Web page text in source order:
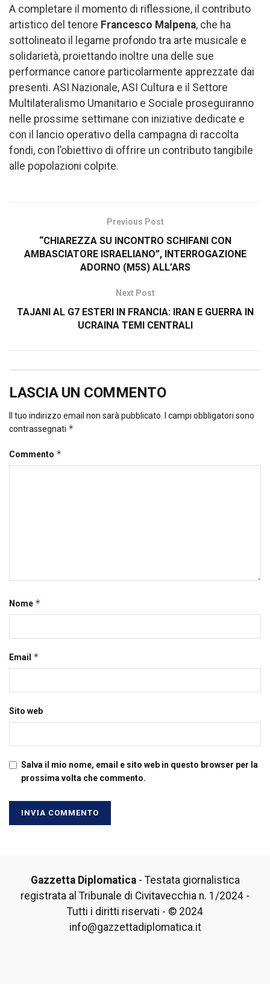
A completare il momento di riflessione, il contributo
artistico del tenore Francesco Malpena, che ha
sottolineato il legame profondo tra arte musicale e
solidarietà, proiettando inoltre una delle sue
performance canore particolarmente apprezzate dai
presenti. ASI Nazionale, ASI Cultura e il Settore
Multilateralismo Umanitario e Sociale proseguiranno
nelle prossime settimane con iniziative dedicate e
con il lancio operativo della campagna di raccolta
fondi, con l’obiettivo di offrire un contributo tangibile
alle popolazioni colpite.
Previous Post
“CHIAREZZA SU INCONTRO SCHIFANI CON
AMBASCIATORE ISRAELIANO”, INTERROGAZIONE
ADORNO (M5S) ALL’ARS
Next Post
TAJANI AL G7 ESTERI IN FRANCIA: IRAN E GUERRA IN
UCRAINA TEMI CENTRALI
LASCIA UN COMMENTO
Il tuo indirizzo email non sarà pubblicato.
I campi obbligatori sono
contrassegnati *
Commento *
Nome *
Email *
Sito web
Salva il mio nome, email e sito web in questo browser per la
prossima volta che commento.
Gazzetta Diplomatica- Testata giornalistica
registrata al Tribunale di Civitavecchia n. 1/2024 -
Tutti i diritti riservati - © 2024
info@gazzettadiplomatica.it